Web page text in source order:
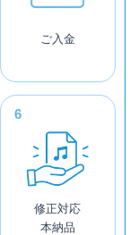
ご入金
修正対応
本納品